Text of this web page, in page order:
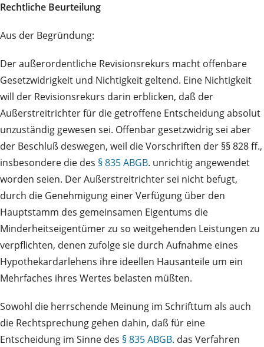
Rechtliche Beurteilung
Aus der Begründung:
Der außerordentliche Revisionsrekurs macht offenbare
Gesetzwidrigkeit und Nichtigkeit geltend. Eine Nichtigkeit
will der Revisionsrekurs darin erblicken, daß der
Außerstreitrichter für die getroffene Entscheidung absolut
unzuständig gewesen sei. Offenbar gesetzwidrig sei aber
der Beschluß deswegen, weil die Vorschriften der §§ 828 ff.,
insbesondere die des § 835 ABGB. unrichtig angewendet
worden seien. Der Außerstreitrichter sei nicht befugt,
durch die Genehmigung einer Verfügung über den
Hauptstamm des gemeinsamen Eigentums die
Minderheitseigentümer zu so weitgehenden Leistungen zu
verpflichten, denen zufolge sie durch Aufnahme eines
Hypothekardarlehens ihre ideellen Hausanteile um ein
Mehrfaches ihres Wertes belasten müßten.
Sowohl die herrschende Meinung im Schrifttum als auch
die Rechtsprechung gehen dahin, daß für eine
Entscheidung im Sinne des § 835 ABGB. das Verfahren